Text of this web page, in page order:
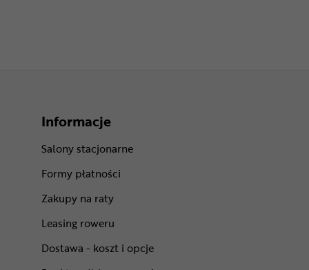
Informacje
Salony stacjonarne
Formy płatności
Zakupy na raty
Leasing roweru
Dostawa - koszt i opcje